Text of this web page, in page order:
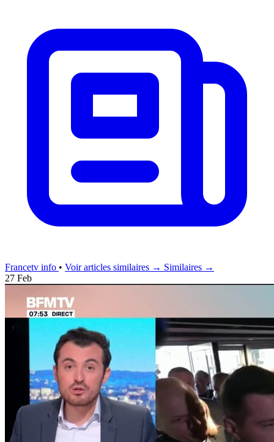
Francetv info • Voir articles similaires → Similaires →
27 Feb